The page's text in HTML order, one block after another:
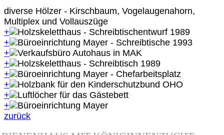
diverse Hölzer - Kirschbaum, Vogelaugenahorn,
Multiplex und Vollauszüge
+
+
+
+
+
+
+
+
zurück